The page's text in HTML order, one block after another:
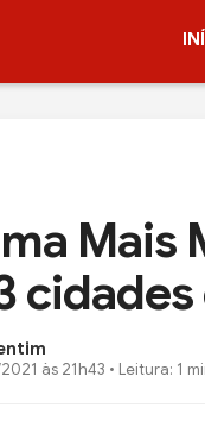
Mais
cidades
às 21h43 • Leitura: 1